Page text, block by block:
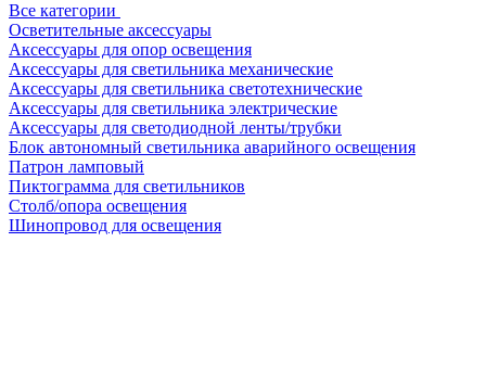
Все категории
Осветительные аксессуары
Аксессуары для опор освещения
Аксессуары для светильника механические
Аксессуары для светильника светотехнические
Аксессуары для светильника электрические
Аксессуары для светодиодной ленты/трубки
Блок автономный светильника аварийного освещения
Патрон ламповый
Пиктограмма для светильников
Столб/опора освещения
Шинопровод для освещения